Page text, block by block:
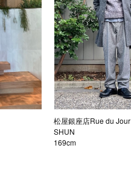
松屋銀座店Rue du Jour
SHUN
169cm